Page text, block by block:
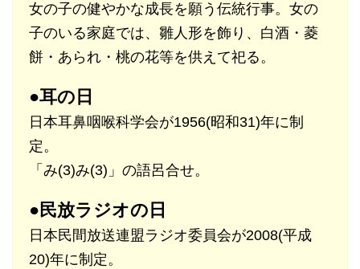
女の子の健やかな成長を願う伝統行事。女の
子のいる家庭では、雛人形を飾り、白酒・菱
餅・あられ・桃の花等を供えて祀る。
●耳の日
日本耳鼻咽喉科学会が1956(昭和31)年に制
定。
「み(3)み(3)」の語呂合せ。
●民放ラジオの日
日本民間放送連盟ラジオ委員会が2008(平成
20)年に制定。